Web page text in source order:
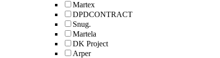
Martex
DPDCONTRACT
Snug.
Martela
DK Project
Arper